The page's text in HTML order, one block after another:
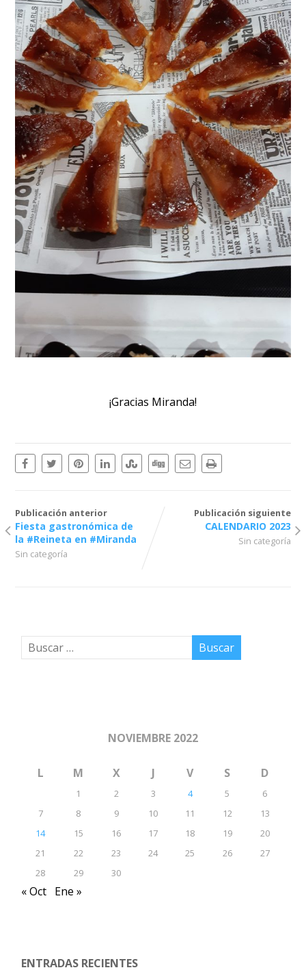
¡Gracias Miranda!
Publicación anterior
Fiesta gastronómica de
la #Reineta en #Miranda
Sin categoría
Publicación siguiente
CALENDARIO 2023
Sin categoría
NOVIEMBRE 2022
L M X J V S D
1 2 3 4 5
6
7
8 9 10 11 12
13
14
15 16 17 18 19
20
21
22 23 24 25 26
27
28
29 30
« Oct Ene »
ENTRADAS RECIENTES